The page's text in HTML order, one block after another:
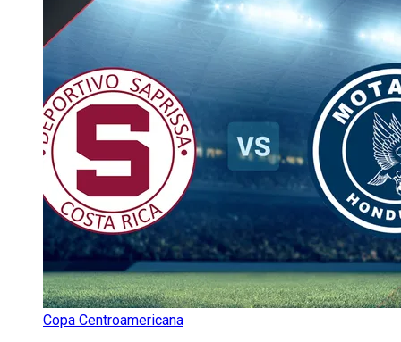
Copa Centroamericana